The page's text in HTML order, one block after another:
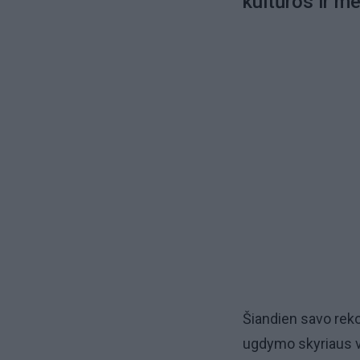
Šiandien savo
ugdymo skyriaus